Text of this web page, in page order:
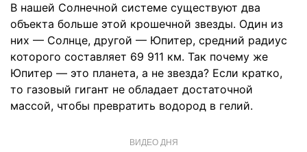
В нашей Солнечной системе существуют два
объекта больше этой крошечной звезды. Один из
них — Солнце, другой — Юпитер, средний радиус
которого составляет 69 911 км. Так почему же
Юпитер — это планета, а не звезда? Если кратко,
то газовый гигант не обладает достаточной
массой, чтобы превратить водород в гелий.
ВИДЕО ДНЯ